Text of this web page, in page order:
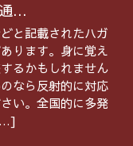
...
と記載されたハガ
ります。身に覚え
るかもしれません
なら反射的に対応
い。全国的に多発